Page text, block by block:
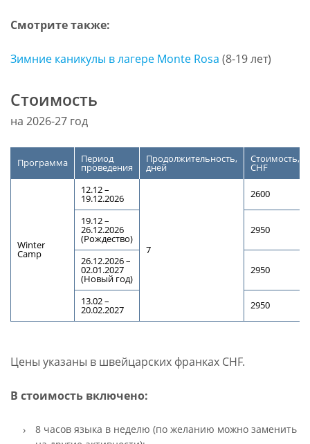
Смотрите также:
Зимние каникулы в лагере Monte Rosa (8-19 лет)
Стоимость
на 2026-27 год
Программа Период
проведения
Продолжительность,
дней
Стоимость,
CHF
Winter
Camp
12.12 –
19.12.2026
7
2600
19.12 –
26.12.2026
(Рождество)
2950
26.12.2026 –
02.01.2027
(Новый год)
2950
13.02 –
20.02.2027 2950
Цены указаны в швейцарских франках CHF.
В стоимость включено:
8 часов языка в неделю (по желанию можно заменить